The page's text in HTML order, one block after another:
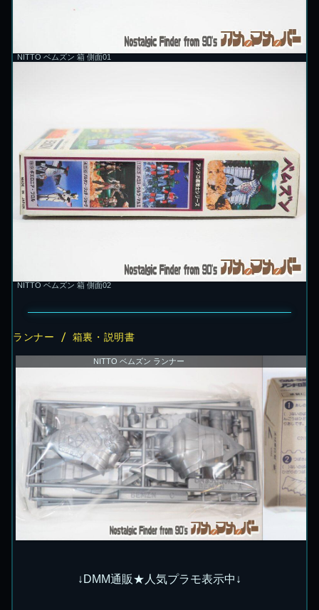
NITTO ベムズン 箱 側面01
NITTO ベムズン 箱 側面02
ランナー / 箱裏・説明書
NITTO ベムズン ランナー
↓DMM通販★人気プラモ表示中↓